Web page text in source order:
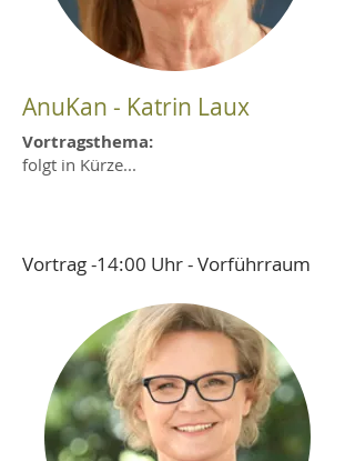
AnuKan - Katrin Laux
Vortragsthema:
folgt in Kürze...
Vortrag -14:00 Uhr - Vorführraum